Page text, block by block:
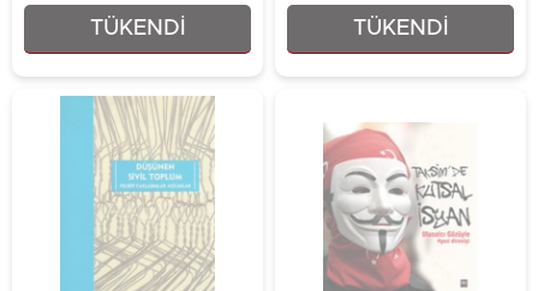
TÜKENDI
₺382,50 TÜKENDI
₺195,00